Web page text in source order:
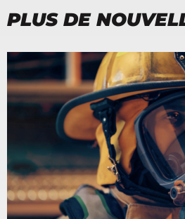
PLUS DE